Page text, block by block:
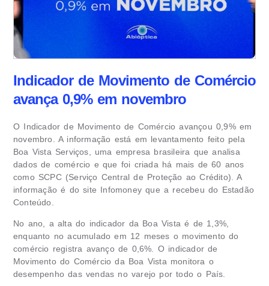
Indicador de Movimento de Comércio
avança 0,9% em novembro
O Indicador de Movimento de Comércio avançou 0,9% em
novembro. A informação está em levantamento feito pela
Boa Vista Serviços, uma empresa brasileira que analisa
dados de comércio e que foi criada há mais de 60 anos
como SCPC (Serviço Central de Proteção ao Crédito). A
informação é do site Infomoney que a recebeu do Estadão
Conteúdo.
No ano, a alta do indicador da Boa Vista é de 1,3%,
enquanto no acumulado em 12 meses o movimento do
comércio registra avanço de 0,6%. O indicador de
Movimento do Comércio da Boa Vista monitora o
desempenho das vendas no varejo por todo o País.